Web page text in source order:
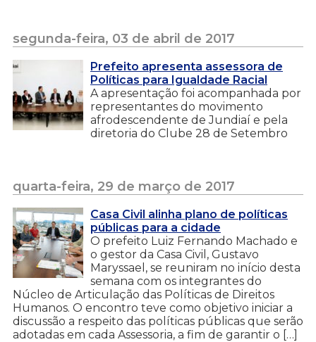
segunda-feira, 03 de abril de 2017
Prefeito apresenta assessora de
Políticas para Igualdade Racial
A apresentação foi acompanhada por
representantes do movimento
afrodescendente de Jundiaí e pela
diretoria do Clube 28 de Setembro
quarta-feira, 29 de março de 2017
Casa Civil alinha plano de políticas
públicas para a cidade
O prefeito Luiz Fernando Machado e
o gestor da Casa Civil, Gustavo
Maryssael, se reuniram no início desta
semana com os integrantes do
Núcleo de Articulação das Políticas de Direitos
Humanos. O encontro teve como objetivo iniciar a
discussão a respeito das políticas públicas que serão
adotadas em cada Assessoria, a fim de garantir o […]